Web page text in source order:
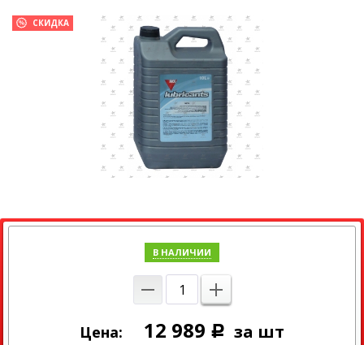
СКИДКА
В НАЛИЧИИ
Цена: 12 989 Р за шт